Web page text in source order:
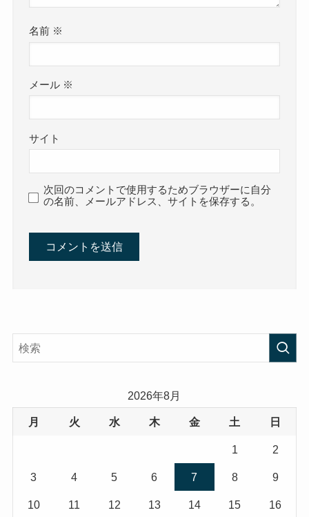
名前 ※
メール ※
サイト
次回のコメントで使用するためブラウザーに自分
の名前、メールアドレス、サイトを保存する。
2026年8月
月 火 水 木 金 土 日
1 2
3 4 5 6 7 8 9
10 11 12 13 14 15 16